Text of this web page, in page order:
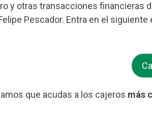
y otras transacciones financieras
Pescador. Entra en el
que acudas a los cajeros más